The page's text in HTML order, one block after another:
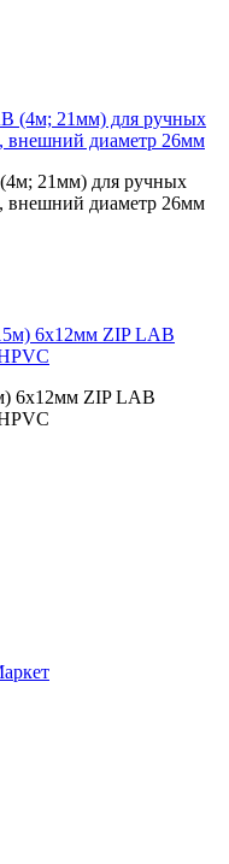
21мм) для ручных
внешний диаметр 26мм
6х12мм ZIP LAB